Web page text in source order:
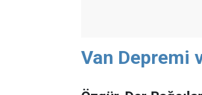
Van Depremi